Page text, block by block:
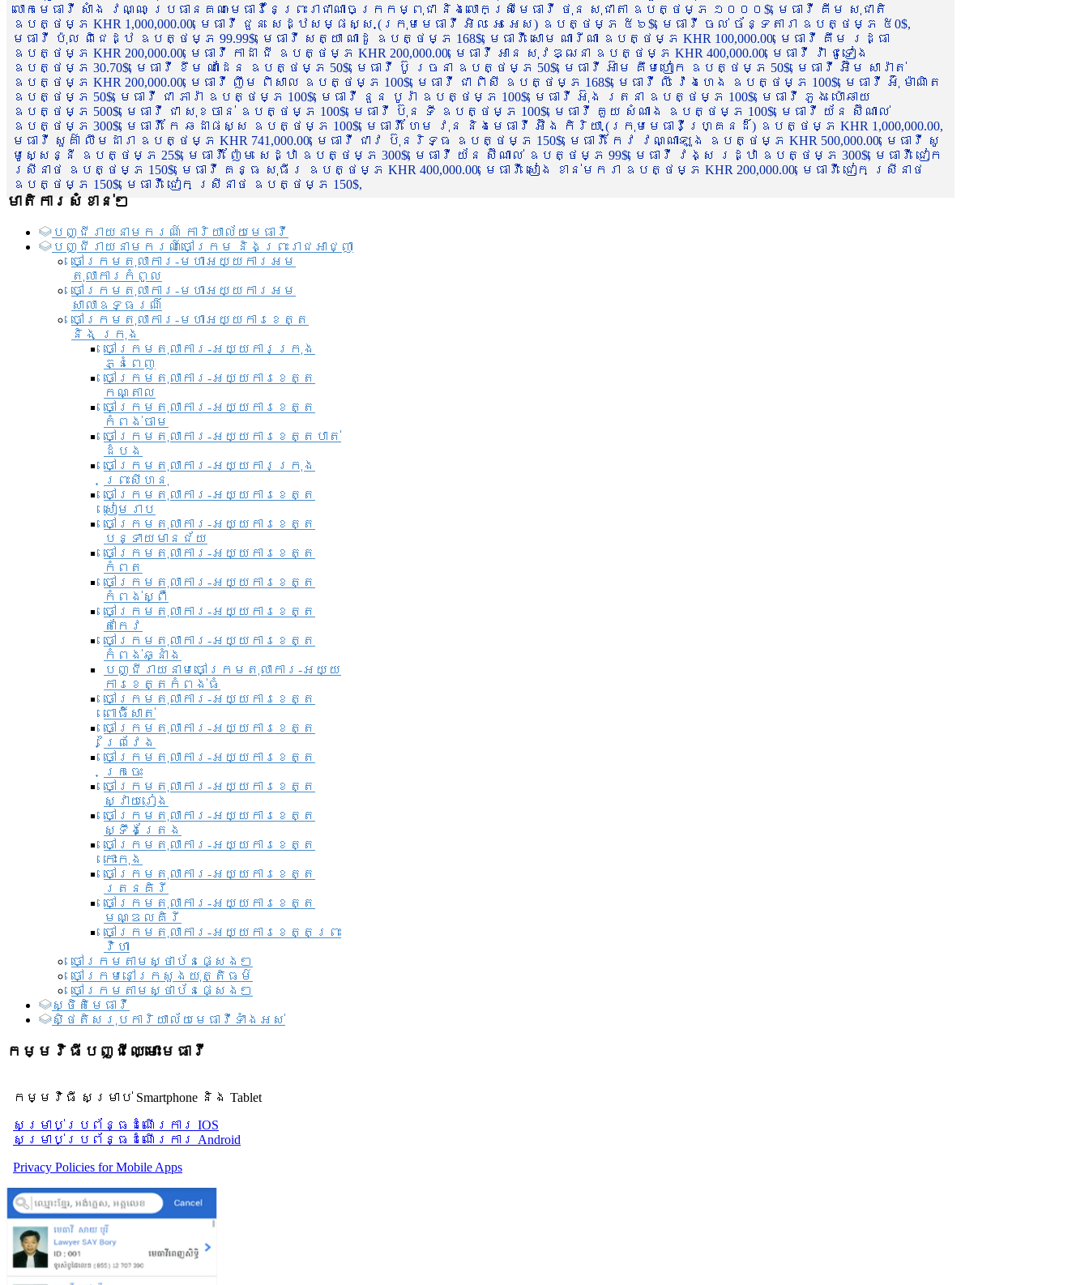
លោកមេធាវី សាំង វណ្ណៈ ប្រធានគណៈមេធាវីនៃព្រះរាជាណាចក្រកម្ពុជា និងលោកស្រីមេធាវី ថុន សុជាតា ឧបត្ថម្ភ ១០០០$, មេធាវី គីម សុជាតិ
ឧបត្ថម្ភ KHR 1,000,000.00, មេធាវី ជួន សេដ្ឋសម្ផស្ស (ក្រុមមេធាវី អិល អេ អេស) ឧបត្ថម្ភ ៥៦$, មេធាវី ចល់ ច័ន្ទតារា ឧបត្ថម្ភ ៥0$,
មេធាវី ប៉ុល ពិជេដ្ឋ ឧបត្ថម្ភ 99.99$, មេធាវី សត្យា ណាដូ ឧបត្ថម្ភ 168$, មេធាវី សោម ណារីណា ឧបត្ថម្ភ KHR 100,000.00, មេធាវី គឹម រដ្ធា
ឧបត្ថម្ភ KHR 200,000.00, មេធាវី កាដា ជី ឧបត្ថម្ភ KHR 200,000.00, មេធាវី អាន សុវឌ្ឍនា ឧបត្ថម្ភ KHR 400,000.00, មេធាវី វ៉ា ជូទៀង
ឧបត្ថម្ភ 30.70$, មេធាវី ខឹម ណាដែន ឧបត្ថម្ភ 50$, មេធាវី ប៊ូ រចនា ឧបត្ថម្ភ 50$, មេធាវី អ៊ាម គឹមហៀក ឧបត្ថម្ភ 50$, មេធាវី អ៊ឹម សារ៉ាត់
ឧបត្ថម្ភ KHR 200,000.00, មេធាវី ញឹម ពិសាល ឧបត្ថម្ភ 100$, មេធាវី ជា ពិសី ឧបត្ថម្ភ 168$, មេធាវី លី វ៉េងហេង ឧបត្ថម្ភ 100$, មេធាវី អ៊ុំ ម៉ាណិត
ឧបត្ថម្ភ 50$, មេធាវី ជា ភារ៉ា ឧបត្ថម្ភ 100$, មេធាវី នួន បូរ៉ា ឧបត្ថម្ភ 100$, មេធាវី អ៊ុង រតនា ឧបត្ថម្ភ 100$, មេធាវី ភួង ប៉ោឆាយ
ឧបត្ថម្ភ 500$, មេធាវី ជា សុខចាន់ ឧបត្ថម្ភ 100$, មេធាវី ប៊ុន ទី ឧបត្ថម្ភ 100$, មេធាវី គួយ សំណាង ឧបត្ថម្ភ 100$, មេធាវី យ័ន ស៊ីណាល់
ឧបត្ថម្ភ 300$, មេធាវី កែ ឆដាផស្ស ឧបត្ថម្ភ 100$, មេធាវី ហែម វុន និងមេធាវី អ៊ឹង កិរិយា (ក្រុមមេធាវីហ្គ្រេនដ៏) ឧបត្ថម្ភ KHR 1,000,000.00,
មេធាវី សួគ៌ា លឹមដារា ឧបត្ថម្ភ KHR 741,000.00, មេធាវី ជាវ ប៊ុនរិទ្ធ ឧបត្ថម្ភ 150$, មេធាវី កែវ វណ្ណាឡុង ឧបត្ថម្ភ KHR 500,000.00, មេធាវី សូ
មូសេ្សន្នី ឧបត្ថម្ភ 25$, មេធាវី ញ៉ែម សេដ្ឋា ឧបត្ថម្ភ 300$, មេធាវី យ័ន ស៊ីណាល់ ឧបត្ថម្ភ 99$, មេធាវី វង្ស រដ្ឋា ឧបត្ថម្ភ 300$, មេធាវី ជៀក
ស្រីនាថ ឧបត្ថម្ភ 150$, មេធាវី គន្ធ សុធីរ ឧបត្ថម្ភ KHR 400,000.00, មេធាវី សៀង ខាន់មករា ឧបត្ថម្ភ KHR 200,000.00, មេធាវី ជៀក ស្រីនាថ
ឧបត្ថម្ភ 150$, មេធាវី ជៀក ស្រីនាថ ឧបត្ថម្ភ 150$,
មាតិការសំខាន់ៗ
បញ្ជី​រាយ​នាមករណ៍ ការិយាល័យ​មេធាវី​
បញ្ជី​រាយ​នាមករណ៍​ចៅក្រម និងព្រះរាជអាជ្ញា
ចៅក្រមតុលាការ-មហាអយ្យការអម
តុលាការកំពូល
ចៅក្រមតុលាការ-មហាអយ្យការអម
សាលាឧទ្ធរណ៏
ចៅក្រមតុលាការ-មហាអយ្យការខេត្ត
និង ក្រុង
ចៅក្រមតុលាការ-អយ្យការក្រុង
ភ្នំពេញ
ចៅក្រមតុលាការ-អយ្យការខេត្ត
កណ្តាល
ចៅក្រមតុលាការ-អយ្យការខេត្ត
កំពង់ចាម
ចៅក្រមតុលាការ-អយ្យការខេត្តបាត់
ដំបង
ចៅក្រមតុលាការ-អយ្យការ​ក្រុង
ព្រះសីហនុ
ចៅក្រមតុលាការ-អយ្យការខេត្ត
សៀមរាប
ចៅក្រមតុលាការ-អយ្យការខេត្ត
បន្ទាយមានជ័យ
ចៅក្រមតុលាការ-អយ្យការខេត្ត
កំពត
ចៅក្រមតុលាការ-អយ្យការខេត្ត
កំពង់ស្ពឺ
ចៅក្រមតុលាការ-អយ្យការខេត្ត
តាកែវ
ចៅក្រមតុលាការ-អយ្យការខេត្ត
កំពង់ឆ្នាំង
បញ្ជីរាយនាមចៅក្រមតុលាការ-អយ្យ
ការខេត្តកំពង់ធំ
ចៅក្រមតុលាការ-អយ្យការខេត្ត
ពោធិ៍សាត់
ចៅក្រមតុលាការ-អយ្យការខេត្ត
ព្រៃវែង
ចៅក្រមតុលាការ-អយ្យការខេត្ត
ក្រចេះ
ចៅក្រមតុលាការ-អយ្យការខេត្ត
ស្វាយរៀង
ចៅក្រមតុលាការ-អយ្យការខេត្ត
ស្ទឹងត្រែង
ចៅក្រមតុលាការ-អយ្យការខេត្ត
កោះកុង
ចៅក្រមតុលាការ-អយ្យការខេត្ត
រតនគិរី
ចៅក្រមតុលាការ-អយ្យការខេត្ត
មណ្ឌលគិរី
ចៅក្រមតុលាការ-អយ្យការខេត្តព្រះ
វិហា
ចៅក្រមតាមស្ថាប័នផ្សេងៗ
ចៅក្រមនៅក្រសួងយុត្តិធម៌
ចៅក្រមតាមស្ថាប័នផ្សេងៗ
ស្ថិតិមេធាវី
សិ្ថតិសរុបការិយាល័យមេធាវីទាំងអស់​
កម្មវិធីបញ្ជីឈ្មោះមេធាវី
កម្មវិធី សម្រាប់ Smartphone និង Tablet
សម្រាប់​ប្រព័ន្ធដំណើរការ IOS
សម្រាប់​ប្រព័ន្ធដំណើរការ Android
Privacy Policies for Mobile Apps